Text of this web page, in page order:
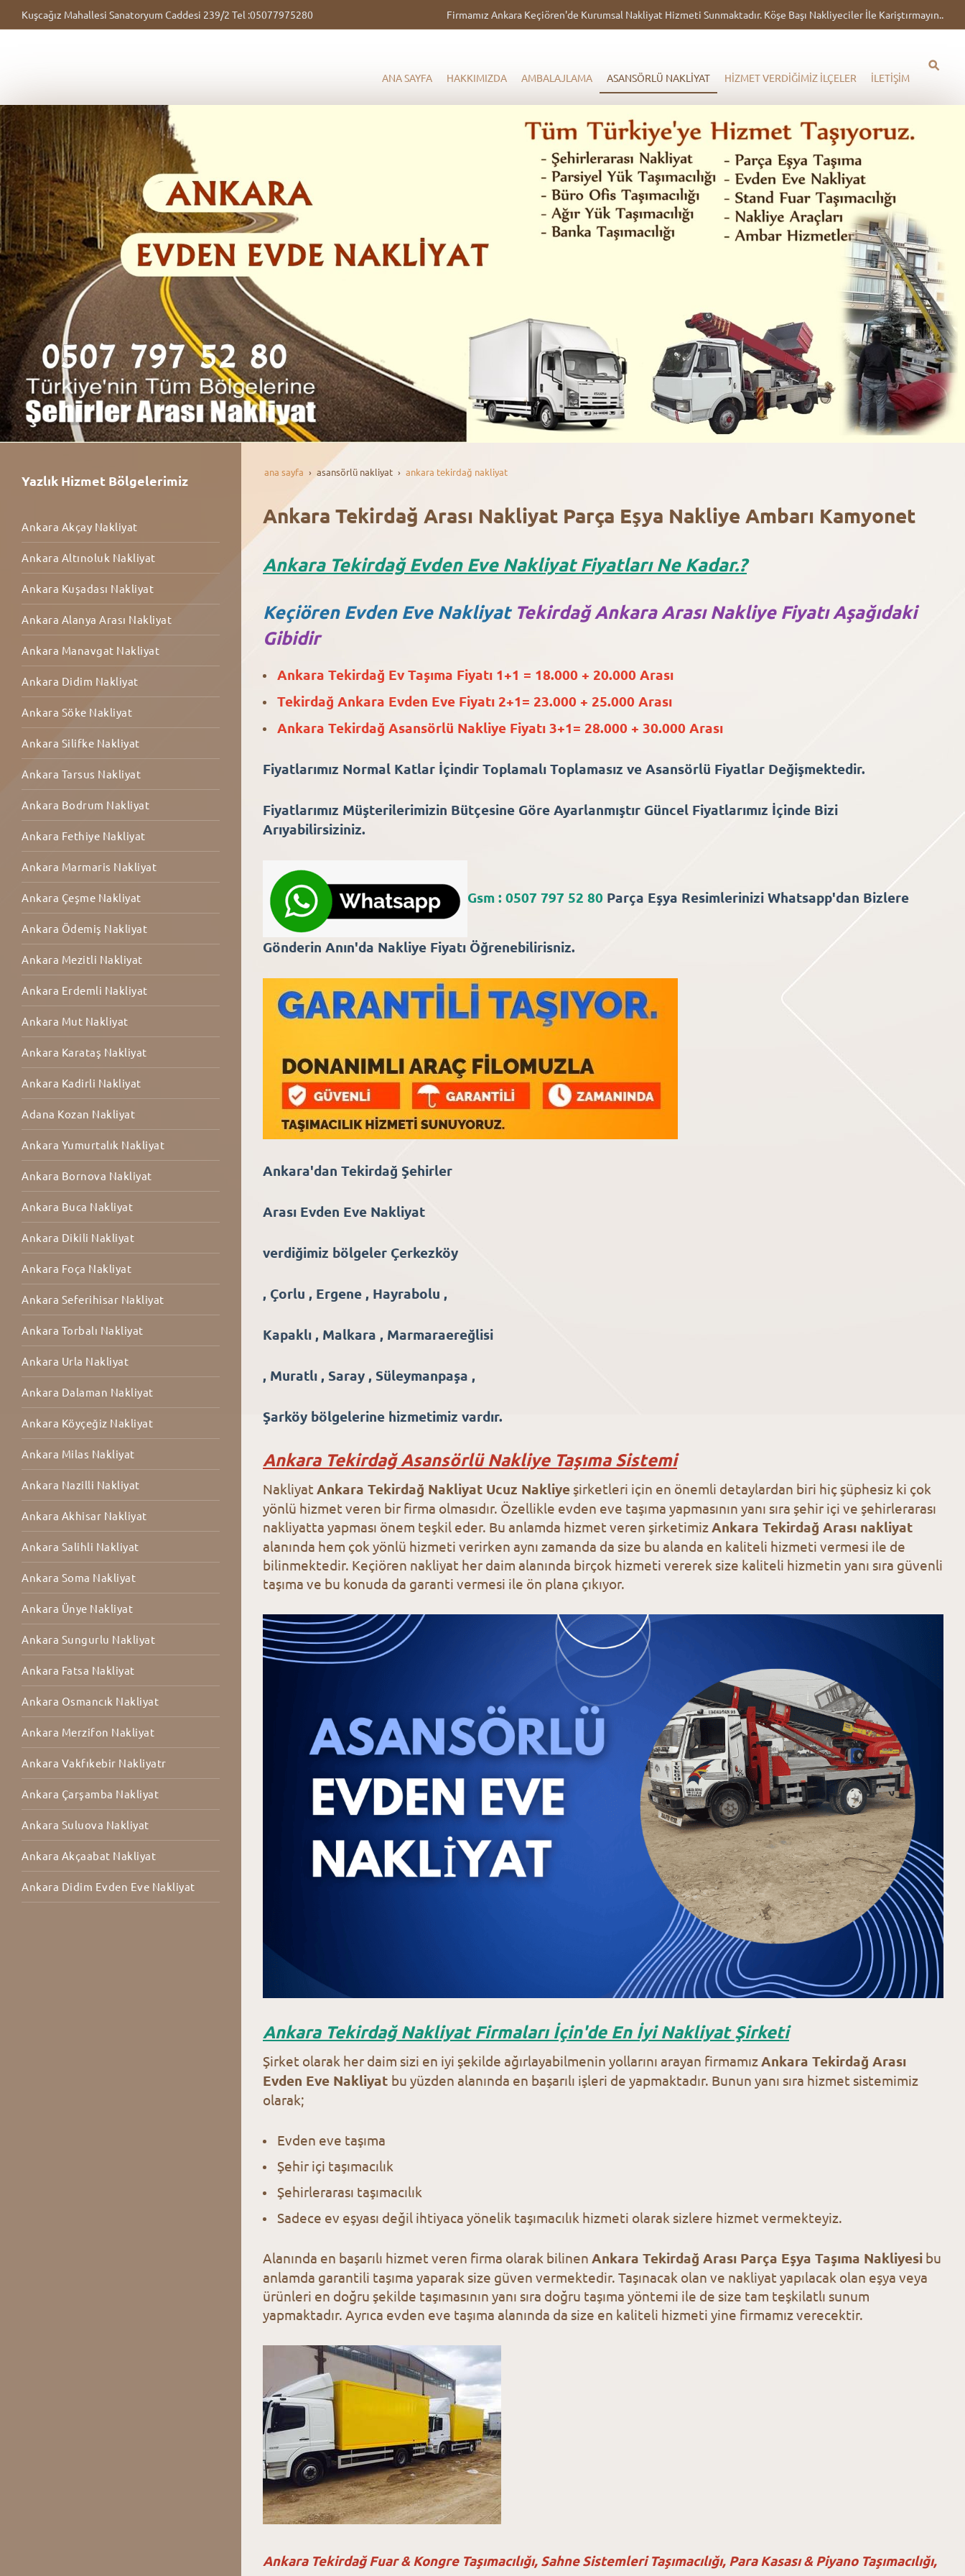
Kuşcağız Mahallesi Sanatoryum Caddesi 239/2 Tel :05077975280 Firmamız Ankara Keçiören'de Kurumsal Nakliyat Hizmeti Sunmaktadır. Köşe Başı Nakliyeciler İle Kariştırmayın..
ANA SAYFA HAKKIMIZDA AMBALAJLAMA ASANSÖRLÜ NAKLİYAT HİZMET VERDİĞİMİZ İLÇELER İLETİŞİM
ana sayfa asansörlü nakli̇yat ankara tekirdağ nakliyat
Ankara Tekirdağ Arası Nakliyat Parça Eşya Nakliye Ambarı Kamyonet
Ankara Tekirdağ Evden Eve Nakliyat Fiyatları Ne Kadar.?
Keçiören Evden Eve Nakliyat Tekirdağ Ankara Arası Nakliye Fiyatı Aşağıdaki
Gibidir
Ankara Tekirdağ Ev Taşıma Fiyatı 1+1 = 18.000 + 20.000 Arası
Tekirdağ Ankara Evden Eve Fiyatı 2+1= 23.000 + 25.000 Arası
Ankara Tekirdağ Asansörlü Nakliye Fiyatı 3+1= 28.000 + 30.000 Arası
Fiyatlarımız Normal Katlar İçindir Toplamalı Toplamasız ve Asansörlü Fiyatlar Değişmektedir.
Fiyatlarımız Müşterilerimizin Bütçesine Göre Ayarlanmıştır Güncel Fiyatlarımız İçinde Bizi
Arıyabilirsiziniz.
Gsm : 0507 797 52 80 Parça Eşya Resimlerinizi Whatsapp'dan Bizlere
Gönderin Anın'da Nakliye Fiyatı Öğrenebilirisniz.
Ankara'dan Tekirdağ Şehirler
Arası Evden Eve Nakliyat
verdiğimiz bölgeler Çerkezköy
, Çorlu , Ergene , Hayrabolu ,
Kapaklı , Malkara , Marmaraereğlisi
, Muratlı , Saray , Süleymanpaşa ,
Şarköy bölgelerine hizmetimiz vardır.
Ankara Tekirdağ Asansörlü Nakliye Taşıma Sistemi
Nakliyat Ankara Tekirdağ Nakliyat Ucuz Nakliye şirketleri için en önemli detaylardan biri hiç şüphesiz ki çok
yönlü hizmet veren bir firma olmasıdır. Özellikle evden eve taşıma yapmasının yanı sıra şehir içi ve şehirlerarası
nakliyatta yapması önem teşkil eder. Bu anlamda hizmet veren şirketimizAnkara Tekirdağ Arası nakliyat
alanında hem çok yönlü hizmeti verirken aynı zamanda da size bu alanda en kaliteli hizmeti vermesi ile de
bilinmektedir. Keçiören nakliyat her daim alanında birçok hizmeti vererek size kaliteli hizmetin yanı sıra güvenli
taşıma ve bu konuda da garanti vermesi ile ön plana çıkıyor.
Ankara Tekirdağ Nakliyat Firmaları İçin'de En İyi Nakliyat Şirketi
Şirket olarak her daim sizi en iyi şekilde ağırlayabilmenin yollarını arayan firmamızAnkara Tekirdağ Arası
Evden Eve Nakliyat bu yüzden alanında en başarılı işleri de yapmaktadır. Bunun yanı sıra hizmet sistemimiz
olarak;
Evden eve taşıma
Şehir içi taşımacılık
Şehirlerarası taşımacılık
Sadece ev eşyası değil ihtiyaca yönelik taşımacılık hizmeti olarak sizlere hizmet vermekteyiz.
Alanında en başarılı hizmet veren firma olarak bilinen Ankara Tekirdağ Arası Parça Eşya Taşıma Nakliyesi bu
anlamda garantili taşıma yaparak size güven vermektedir. Taşınacak olan ve nakliyat yapılacak olan eşya veya
ürünleri en doğru şekilde taşımasının yanı sıra doğru taşıma yöntemi ile de size tam teşkilatlı sunum
yapmaktadır. Ayrıca evden eve taşıma alanında da size en kaliteli hizmeti yine firmamız verecektir.
Ankara Tekirdağ Fuar & Kongre Taşımacılığı, Sahne Sistemleri Taşımacılığı, Para Kasası & Piyano Taşımacılığı,
Yazlık Hizmet Bölgelerimiz
Ankara Akçay Nakliyat
Ankara Altınoluk Nakliyat
Ankara Kuşadası Nakliyat
Ankara Alanya Arası Nakliyat
Ankara Manavgat Nakliyat
Ankara Didim Nakliyat
Ankara Söke Nakliyat
Ankara Silifke Nakliyat
Ankara Tarsus Nakliyat
Ankara Bodrum Nakliyat
Ankara Fethiye Nakliyat
Ankara Marmaris Nakliyat
Ankara Çeşme Nakliyat
Ankara Ödemiş Nakliyat
Ankara Mezitli Nakliyat
Ankara Erdemli Nakliyat
Ankara Mut Nakliyat
Ankara Karataş Nakliyat
Ankara Kadirli Nakliyat
Adana Kozan Nakliyat
Ankara Yumurtalık Nakliyat
Ankara Bornova Nakliyat
Ankara Buca Nakliyat
Ankara Dikili Nakliyat
Ankara Foça Nakliyat
Ankara Seferihisar Nakliyat
Ankara Torbalı Nakliyat
Ankara Urla Nakliyat
Ankara Dalaman Nakliyat
Ankara Köyçeğiz Nakliyat
Ankara Milas Nakliyat
Ankara Nazilli Nakliyat
Ankara Akhisar Nakliyat
Ankara Salihli Nakliyat
Ankara Soma Nakliyat
Ankara Ünye Nakliyat
Ankara Sungurlu Nakliyat
Ankara Fatsa Nakliyat
Ankara Osmancık Nakliyat
Ankara Merzifon Nakliyat
Ankara Vakfıkebir Nakliyatr
Ankara Çarşamba Nakliyat
Ankara Suluova Nakliyat
Ankara Akçaabat Nakliyat
Ankara Didim Evden Eve Nakliyat